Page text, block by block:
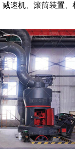
速机、滚筒装置、